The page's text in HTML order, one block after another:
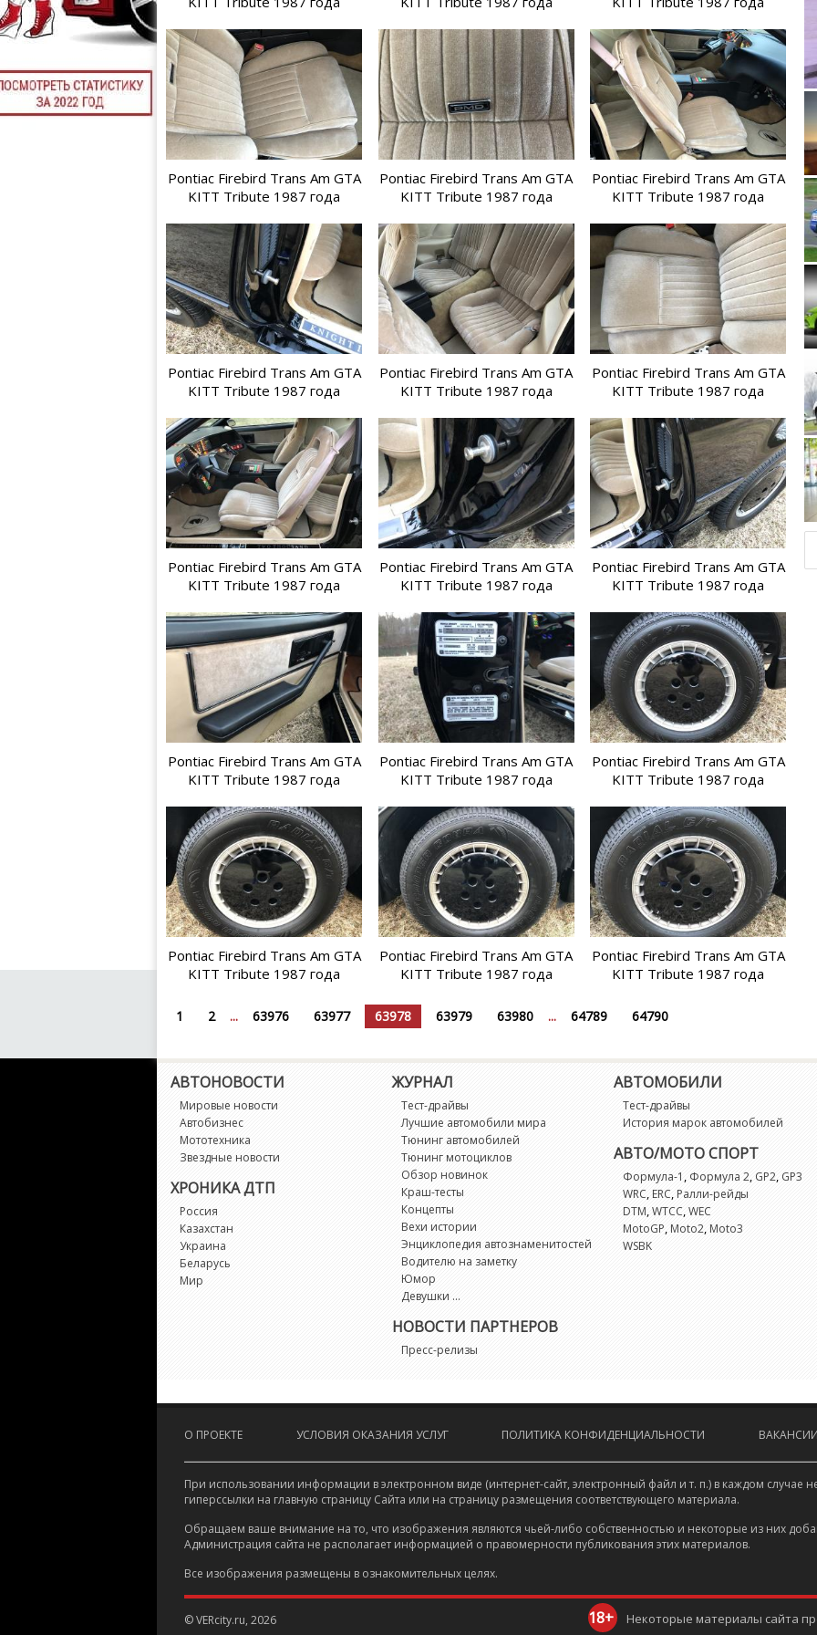
Pontiac Firebird Trans Am GTA
KITT Tribute 1987 года
Pontiac Firebird Trans Am GTA
KITT Tribute 1987 года
Pontiac Firebird Trans Am GTA
KITT Tribute 1987 года
Pontiac Firebird Trans Am GTA
KITT Tribute 1987 года
Pontiac Firebird Trans Am GTA
KITT Tribute 1987 года
Pontiac Firebird Trans Am GTA
KITT Tribute 1987 года
Pontiac Firebird Trans Am GTA
KITT Tribute 1987 года
Pontiac Firebird Trans Am GTA
KITT Tribute 1987 года
Pontiac Firebird Trans Am GTA
KITT Tribute 1987 года
Pontiac Firebird Trans Am GTA
KITT Tribute 1987 года
Pontiac Firebird Trans Am GTA
KITT Tribute 1987 года
Pontiac Firebird Trans Am GTA
KITT Tribute 1987 года
Pontiac Firebird Trans Am GTA
KITT Tribute 1987 года
Pontiac Firebird Trans Am GTA
KITT Tribute 1987 года
Pontiac Firebird Trans Am GTA
KITT Tribute 1987 года
1 2 ... 63976 63977 63978 63979 63980 ... 64789 64790
АВТОНОВОСТИ
Мировые новости
Автобизнес
Мототехника
Звездные новости
ХРОНИКА ДТП
Россия
Казахстан
Украина
Беларусь
Мир
ЖУРНАЛ
Тест-драйвы
Лучшие автомобили мира
Тюнинг автомобилей
Тюнинг мотоциклов
Обзор новинок
Краш-тесты
Концепты
Вехи истории
Энциклопедия автознаменитостей
Водителю на заметку
Юмор
Девушки ...
НОВОСТИ ПАРТНЕРОВ
Пресс-релизы
АВТОМОБИЛИ
Тест-драйвы
История марок автомобилей
АВТО/МОТО СПОРТ
Формула-1 , Формула 2, GP2, GP3
WRC,ERC,Ралли-рейды
DTM,WTCC,WEC
MotoGP,Moto2,Moto3
WSBK
О ПРОЕКТЕ УСЛОВИЯ ОКАЗАНИЯ УСЛУГ ПОЛИТИКА КОНФИДЕНЦИАЛЬНОСТИ ВАКАНСИИ
При использовании информации в электронном виде (интернет-сайт, электронный файл и т. п.) в каждом случае
гиперссылки на главную страницу Сайта или на страницу размещения соответствующего материала.
Обращаем ваше внимание на то, что изображения являются чьей-либо собственностью и некоторые из них
Администрация сайта не располагает информацией о правомерности публикования этих материалов.
Все изображения размещены в ознакомительных целях.
18+ Некоторые материалы сайта
© VERcity.ru, 2026